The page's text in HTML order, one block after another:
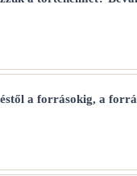
a forrásokig, a